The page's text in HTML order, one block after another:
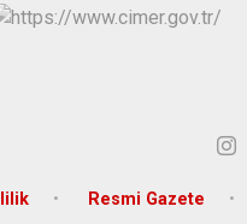
Resmi Gazete